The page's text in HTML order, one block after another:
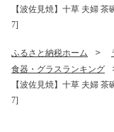
【波佐見焼】十草 夫婦
7]
ふるさと納税ホーム
食器・グラスランキング
【波佐見焼】十草 夫婦
7]